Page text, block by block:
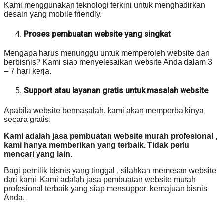
Kami menggunakan teknologi terkini untuk menghadirkan
desain yang mobile friendly.
Proses pembuatan website yang singkat
Mengapa harus menunggu untuk memperoleh website dan
berbisnis? Kami siap menyelesaikan website Anda dalam 3
– 7 hari kerja.
Support atau layanan gratis untuk masalah website
Apabila website bermasalah, kami akan memperbaikinya
secara gratis.
Kami adalah jasa pembuatan website murah profesional ,
kami hanya memberikan yang terbaik. Tidak perlu
mencari yang lain.
Bagi pemilik bisnis yang tinggal , silahkan memesan website
dari kami. Kami adalah jasa pembuatan website murah
profesional terbaik yang siap mensupport kemajuan bisnis
Anda.